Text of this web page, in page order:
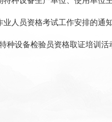
业人员资格考试工作安排的通
种设备检验员资格取证培训活